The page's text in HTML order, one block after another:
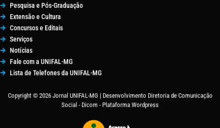
Pesquisa e Pós-Graduação
Extensão e Cultura
Concursos e Editais
Serviços
Notícias
Fale com a UNIFAL-MG
Lista de Telefones da UNIFAL-MG
Copyright © 2026 Jornal UNIFAL-MG | Desenvolvimento Diretoria de Comunicação
Social - Dicom - Plataforma Wordpress